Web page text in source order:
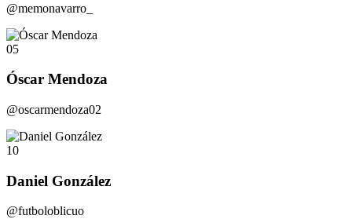
@memonavarro_
05
Óscar Mendoza
@oscarmendoza02
10
Daniel González
@futboloblicuo